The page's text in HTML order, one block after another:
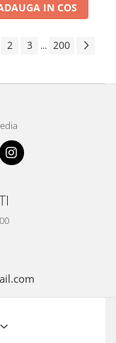
IN COS
2 3 ... 200